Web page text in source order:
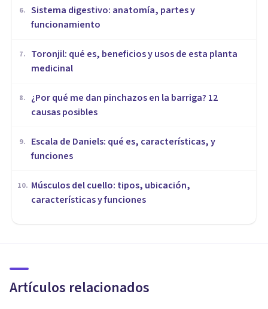
6. Sistema digestivo: anatomía, partes y
funcionamiento
7.
Toronjil: qué es, beneficios y usos de esta planta
medicinal
8.
¿Por qué me dan pinchazos en la barriga? 12
causas posibles
9.
Escala de Daniels: qué es, características, y
funciones
10. Músculos del cuello: tipos, ubicación,
características y funciones
Artículos relacionados
dientes (estudio científico)